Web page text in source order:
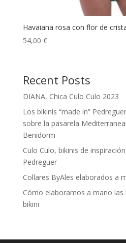
Havaiana rosa con flor de
54,00 €
Recent Posts
DIANA, Chica Culo Culo 2023
Los bikinis “made in”
sobre la pasarela
Benidorm
Culo Culo, bikinis de
Pedreguer
Collares ByAles elaborados a
Cómo elaboramos a mano
bikini